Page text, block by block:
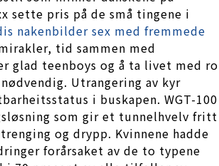
sette pris på de små tingene i
nakenbilder sex med fremmede
tid sammen med
glad teenboys og å ta livet med ro
Utrangering av kyr
i buskapen. WGT-100
som gir et tunnelhvelv fritt
og drypp. Kvinnene hadde
forårsaket av de to typene